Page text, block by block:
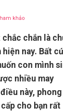
khảo
chắn là
nay. Bất
con mình
nhiều may
này, phong
cho bạn rất